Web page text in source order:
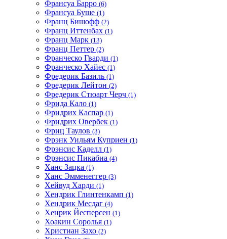
Франсуа Барро (6)
Франсуа Буше (1)
Франц Бишофф (2)
Франц Иттенбах (1)
Франц Марк (13)
Франц Петтер (2)
Франческо Гварди (1)
Франческо Хайес (1)
Фредерик Базиль (1)
Фредерик Лейтон (2)
Фредерик Стюарт Черч (1)
Фрида Кало (1)
Фридрих Каспар (1)
Фридрих Овербек (1)
Фриц Таулов (3)
Фрэнк Уильям Куприен (1)
Фрэнсис Каделл (1)
Фрэнсис Пикабиа (4)
Ханс Зацка (1)
Ханс Эмменеггер (3)
Хейвуд Харди (1)
Хендрик Глинтенкамп (1)
Хендрик Месдаг (4)
Хенрик Йесперсен (1)
Хоакин Соролья (1)
Христиан Захо (2)